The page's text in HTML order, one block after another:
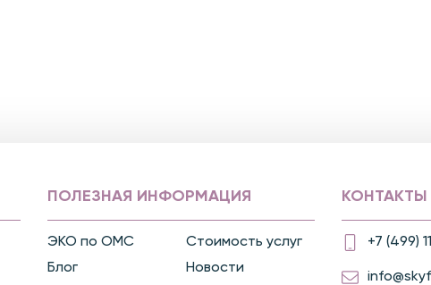
ПОЛЕЗНАЯ ИНФОРМАЦИЯ
ЭКО по ОМС
Стоимость услуг
Блог
Новости
КОНТАКТЫ
+7 (499)